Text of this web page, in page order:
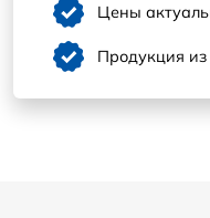
Цены
Продукция